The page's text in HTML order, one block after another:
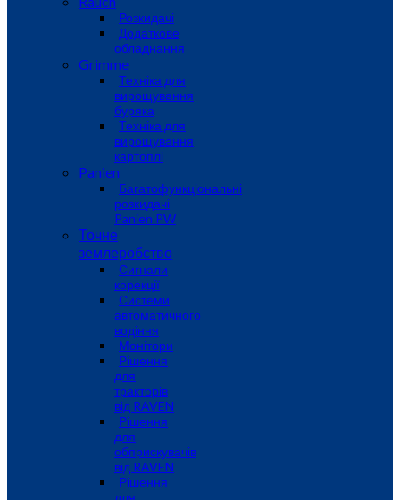
Розкидачі
Додаткове
обладнання
Grimme
Техніка для
вирощування
буряка
Техніка для
вирощування
картоплі
Panien
Багатофункціональні
розкидачі
Panien PW
Точне
землеробство
Сигнали
корекції
Системи
автоматичного
водіння
Монітори
Рішення
для
тракторів
від RAVEN
Рішення
для
обприскувачів
від RAVEN
Рішення
для